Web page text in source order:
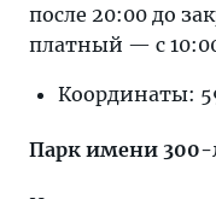
после 20:00 до
платный — с
Координаты:
Парк имени 300-